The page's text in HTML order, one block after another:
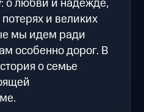
и великих
мы идем ради
особенно дорог. В
о семье